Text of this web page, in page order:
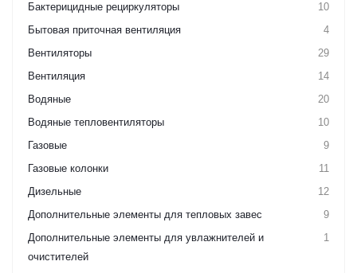
Бактерицидные рециркуляторы
10
Бытовая приточная вентиляция
4
Вентиляторы
29
Вентиляция
14
Водяные
20
Водяные тепловентиляторы
10
Газовые
9
Газовые колонки
11
Дизельные
12
Дополнительные элементы для тепловых завес
9
Дополнительные элементы для увлажнителей и
очистителей
1